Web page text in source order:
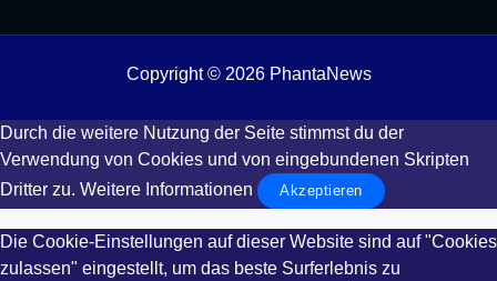
Copyright © 2026 PhantaNews
Durch die weitere Nutzung der Seite stimmst du der
Verwendung von Cookies und von eingebundenen Skripten
Dritter zu. Weitere Informationen Akzeptieren
Die Cookie-Einstellungen auf dieser Website sind auf "Cookies
zulassen" eingestellt, um das beste Surferlebnis zu